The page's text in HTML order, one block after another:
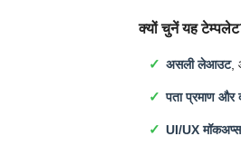
क्यों चुनें यह
असली लेआउट,
पता प्रमाण और
UI/UX